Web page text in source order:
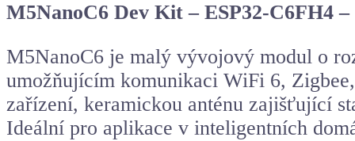
M5NanoC6 Dev Kit – ESP32-C6FH4
M5NanoC6 je malý vývojový modul o
umožňujícím komunikaci WiFi 6,
zařízení, keramickou anténu zajišťující
Ideální pro aplikace v inteligentních